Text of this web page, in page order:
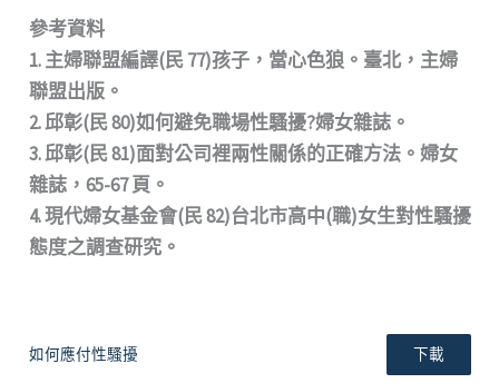
參考資料
1. 主婦聯盟編譯(民 77)孩子，當心色狼。臺北，主婦
聯盟出版。
2. 邱彰(民 80)如何避免職場性騷擾?婦女雜誌。
3. 邱彰(民 81)面對公司裡兩性關係的正確方法。婦女
雜誌，65-67 頁。
4. 現代婦女基金會(民 82)台北市高中(職)女生對性騷擾
態度之調查研究。
如何應付性騷擾 下載